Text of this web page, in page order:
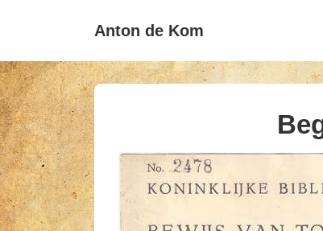
Main
Content
Anton de Kom